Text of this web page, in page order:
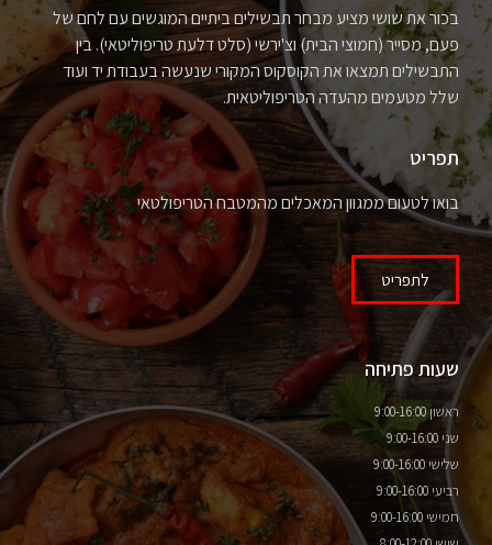
בכור את שושי מציע מבחר תבשילים ביתיים המוגשים עם לחם של
פעם, מסייר (חמוצי הבית) וצ'ירשי (סלט דלעת טריפוליטאי). בין
התבשילים תמצאו את הקוסקוס המקורי שנעשה בעבודת יד ועוד
שלל מטעמים מהעדה הטריפוליטאית.
תפריט
בואו לטעום ממגוון המאכלים מהמטבח הטריפולטאי
לתפריט
שעות פתיחה
ראשון 9:00-16:00
שני 9:00-16:00
שלישי 9:00-16:00
רביעי 9:00-16:00
חמישי 9:00-16:00